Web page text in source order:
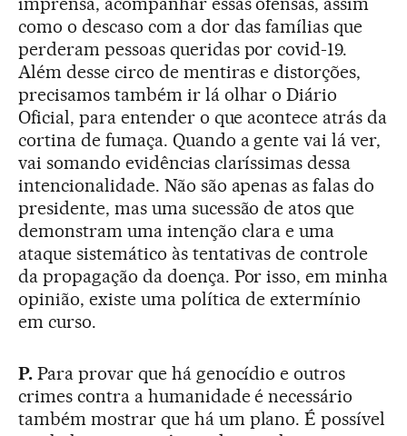
como o descaso com a dor das famílias que
perderam pessoas queridas por covid-19.
Além desse circo de mentiras e distorções,
precisamos também ir lá olhar o Diário
Oficial, para entender o que acontece atrás da
cortina de fumaça. Quando a gente vai lá ver,
vai somando evidências claríssimas dessa
intencionalidade. Não são apenas as falas do
presidente, mas uma sucessão de atos que
demonstram uma intenção clara e uma
ataque sistemático às tentativas de controle
da propagação da doença. Por isso, em minha
opinião, existe uma política de extermínio
em curso.
P. Para provar que há genocídio e outros
crimes contra a humanidade é necessário
também mostrar que há um plano. É possível